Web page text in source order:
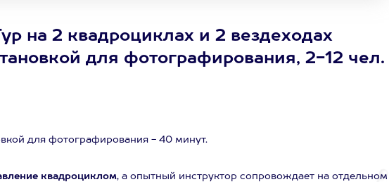
на 2 квадроциклах и 2 вездеходах
для фотографирования, 2-12 чел.
для фотографирования - 40 минут.
квадроциклом, а опытный инструктор сопровождает на отдельном